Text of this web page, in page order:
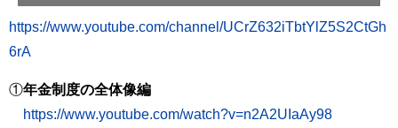
https://www.youtube.com/channel/UCrZ632iTbtYlZ5S2CtGh
6rA
①年金制度の全体像編
https://www.youtube.com/watch?v=n2A2UIaAy98